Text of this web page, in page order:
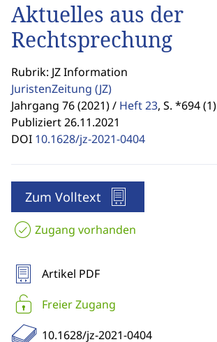
Aktuelles aus der
Rechtsprechung
Rubrik: JZ Information
JuristenZeitung (JZ)
Jahrgang 76 (2021) / Heft 23, S. *694 (1)
Publiziert 26.11.2021
DOI 10.1628/jz-2021-0404
Zum Volltext
Zugang vorhanden
Artikel PDF
Freier Zugang
10.1628/jz-2021-0404